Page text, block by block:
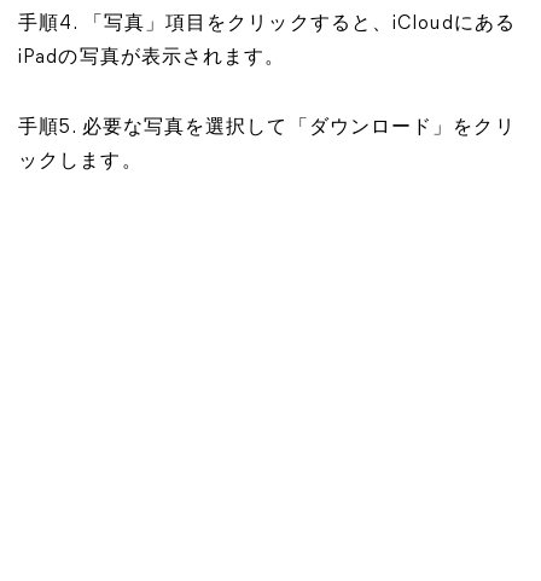
手順4. 「写真」項目をクリックすると、iCloudにある
iPadの写真が表示されます。
手順5. 必要な写真を選択して「ダウンロード」をクリ
ックします。